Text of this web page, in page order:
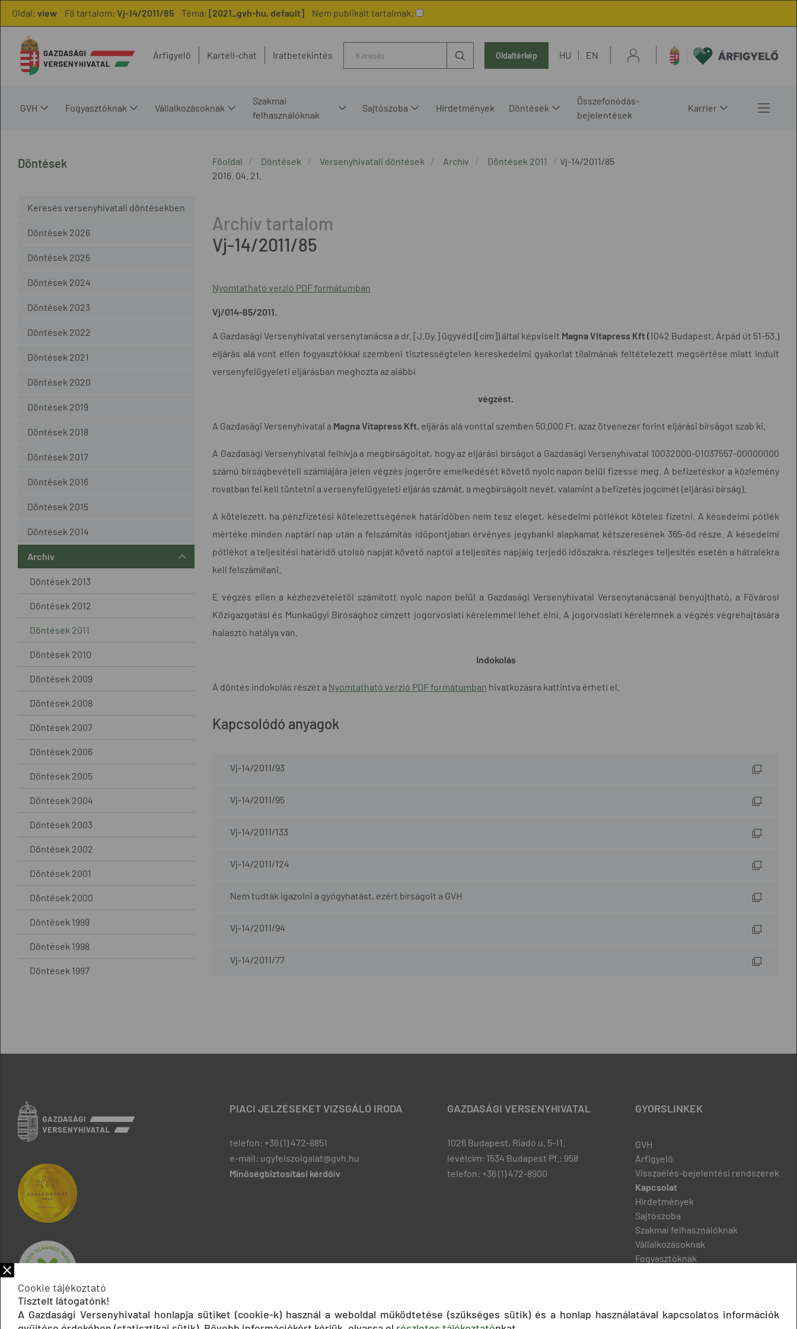
Oldal: view Fő tartalom: Vj-14/2011/85 Téma: [2021_gvh-hu, default] Nem publikált tartalmak:
Árfigyelő Kartell-chat Iratbetekintés Oldaltérkép HU EN
GVH Fogyasztóknak Vállalkozásoknak
Szakmai
felhasználóknak
Sajtószoba Hirdetmények Döntések
Összefonódás-
bejelentések
Karrier
Döntések
Keresés versenyhivatali döntésekben
Döntések 2026
Döntések 2025
Döntések 2024
Döntések 2023
Döntések 2022
Döntések 2021
Döntések 2020
Döntések 2019
Döntések 2018
Döntések 2017
Döntések 2016
Döntések 2015
Döntések 2014
Archív
Döntések 2013
Döntések 2012
Döntések 2011
Döntések 2010
Döntések 2009
Döntések 2008
Döntések 2007
Döntések 2006
Döntések 2005
Döntések 2004
Döntések 2003
Döntések 2002
Döntések 2001
Döntések 2000
Döntések 1999
Döntések 1998
Döntések 1997
Főoldal Döntések Versenyhivatali döntések Archív Döntések 2011
Vj-14/2011/85
2016. 04. 21.
Vj-14/2011/85
Nyomtatható verzió PDF formátumban
Vj/014-85/2011.
A Gazdasági Versenyhivatal versenytanácsa a dr. [J.Gy.] ügyvéd ([cím]) által képviselt Magna Vitapress Kft (1042 Budapest, Árpád út 51-53.)
eljárás alá vont ellen fogyasztókkal szembeni tisztességtelen kereskedelmi gyakorlat tilalmának feltételezett megsértése miatt indult
versenyfelügyeleti eljárásban meghozta az alábbi
végzést.
A Gazdasági Versenyhivatal a Magna Vitapress Kft. eljárás alá vonttal szemben 50.000 Ft, azaz ötvenezer forint eljárási bírságot szab ki.
A Gazdasági Versenyhivatal felhívja a megbírságoltat, hogy az eljárási bírságot a Gazdasági Versenyhivatal 10032000-01037557-00000000
számú bírságbevételi számlájára jelen végzés jogerőre emelkedését követő nyolc napon belül fizesse meg. A befizetéskor a közlemény
rovatban fel kell tüntetni a versenyfelügyeleti eljárás számát, a megbírságolt nevét, valamint a befizetés jogcímét (eljárási bírság).
A kötelezett, ha pénzfizetési kötelezettségének határidőben nem tesz eleget, késedelmi pótlékot köteles fizetni. A késedelmi pótlék
mértéke minden naptári nap után a felszámítás időpontjában érvényes jegybanki alapkamat kétszeresének 365-öd része. A késedelmi
pótlékot a teljesítési határidő utolsó napját követő naptól a teljesítés napjáig terjedő időszakra, részleges teljesítés esetén a hátralékra
kell felszámítani.
E végzés ellen a kézhezvételétől számított nyolc napon belül a Gazdasági Versenyhivatal Versenytanácsánál benyújtható, a Fővárosi
Közigazgatási és Munkaügyi Bírósághoz címzett jogorvoslati kérelemmel lehet élni. A jogorvoslati kérelemnek a végzés végrehajtására
halasztó hatálya van.
Indokolás
A döntés indokolás részét a Nyomtatható verzió PDF formátumban hivatkozásra kattintva érheti el.
Kapcsolódó anyagok
Vj-14/2011/93
Vj-14/2011/95
Vj-14/2011/133
Vj-14/2011/124
Nem tudták igazolni a gyógyhatást, ezért bírságolt a GVH
Vj-14/2011/94
Vj-14/2011/77
PIACI JELZÉSEKET VIZSGÁLÓ IRODA
telefon: +36 (1) 472-8851
e-mail: ugyfelszolgalat@gvh.hu
Minőségbiztosítási kérdőív
GAZDASÁGI VERSENYHIVATAL
1026 Budapest, Riadó u. 5-11.
levélcím: 1534 Budapest Pf.: 958
telefon: +36 (1) 472-8900
GYORSLINKEK
GVH
Árfigyelő
Visszaélés-bejelentési rendszerek
Kapcsolat
Hirdetmények
Sajtószoba
Szakmai felhasználóknak
Vállalkozásoknak
Fogyasztóknak
Cookie tájékoztató
Tisztelt látogatónk!
A Gazdasági Versenyhivatal honlapja sütiket (cookie-k) használ a weboldal működtetése (szükséges sütik) és a honlap használatával kapcsolatos információk